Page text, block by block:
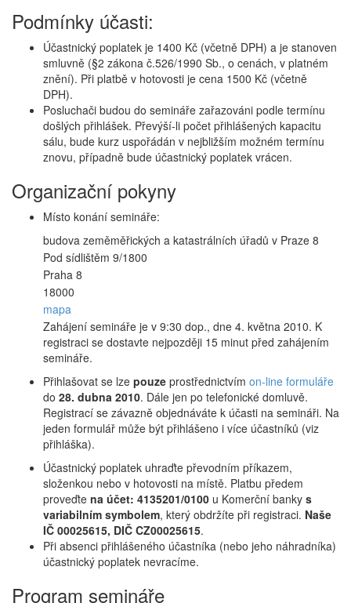
Podmínky účasti:
Účastnický poplatek je 1400 Kč (včetně DPH) a je stanoven
smluvně (§2 zákona č.526/1990 Sb., o cenách, v platném
znění). Při platbě v hotovosti je cena 1500 Kč (včetně
DPH).
Posluchači budou do semináře zařazováni podle termínu
došlých přihlášek. Převýší-li počet přihlášených kapacitu
sálu, bude kurz uspořádán v nejbližším možném termínu
znovu, případně bude účastnický poplatek vrácen.
Organizační pokyny
Místo konání semináře:
budova zeměměřických a katastrálních úřadů v Praze 8
Pod sídlištěm 9/1800
Praha 8
18000
mapa
Zahájení semináře je v 9:30 dop., dne 4. května 2010. K
registraci se dostavte nejpozději 15 minut před zahájením
semináře.
Přihlašovat se lze pouze prostřednictvím on-line formuláře
do 28. dubna 2010. Dále jen po telefonické domluvě.
Registrací se závazně objednáváte k účasti na semináři. Na
jeden formulář může být přihlášeno i více účastníků (viz
přihláška).
Účastnický poplatek uhraďte převodním příkazem,
složenkou nebo v hotovosti na místě. Platbu předem
proveďte na účet: 4135201/0100 u Komerční banky s
variabilním symbolem, který obdržíte při registraci. Naše
IČ 00025615, DIČ CZ00025615.
Při absenci přihlášeného účastníka (nebo jeho náhradníka)
účastnický poplatek nevracíme.
Program semináře